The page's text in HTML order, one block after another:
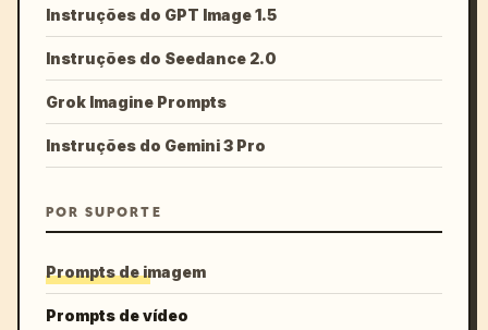
Instruções do GPT Image 1.5
Instruções do Seedance 2.0
Grok Imagine Prompts
Instruções do Gemini 3 Pro
POR SUPORTE
Prompts de imagem
Prompts de vídeo